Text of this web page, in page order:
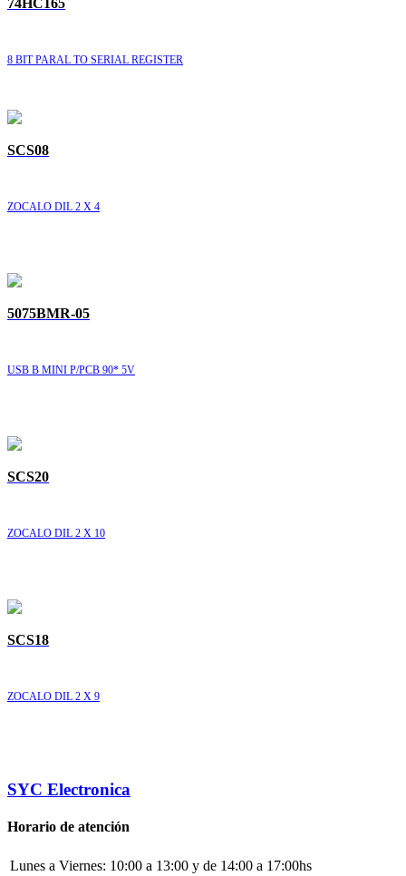
74HC165
8 BIT PARAL TO SERIAL REGISTER
SCS08
ZOCALO DIL 2 X 4
5075BMR-05
USB B MINI P/PCB 90* 5V
SCS20
ZOCALO DIL 2 X 10
SCS18
ZOCALO DIL 2 X 9
SYC Electronica
Horario de atención
Lunes a Viernes: 10:00 a 13:00 y de 14:00 a 17:00hs